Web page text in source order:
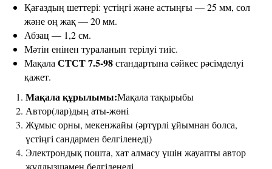
Қағаздың шеттері: үстіңгі және астыңғы — 25 мм, сол
және оң жақ — 20 мм.
Абзац — 1,2 см.
Мәтін енінен тураланып терілуі тиіс.
Мақала СТСТ 7.5-98стандартына сәйкес рәсімделуі
қажет.
Мақала құрылымы:Мақала тақырыбы
Автор(лар)дың аты-жөні
Жұмыс орны, мекенжайы (әртүрлі ұйымнан болса,
үстіңгі сандармен белгіленеді)
Электрондық пошта, хат алмасу үшін жауапты автор
жұлдызшамен белгіленеді